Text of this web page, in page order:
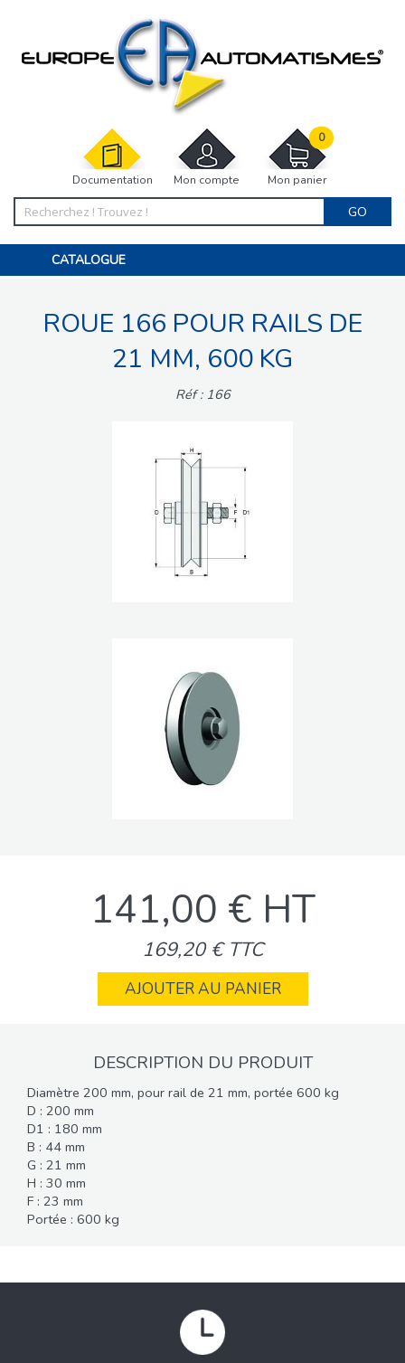
Documentation Mon compte Mon panier
0
GO
CATALOGUE
MOTORISATIONS
ACCESSOIRES ET ELECTRONIQUES
INTERPHONES VISIOPHONES
ROUE 166 POUR RAILS DE
21 MM, 600 KG
Réf : 166
141,00 € HT
169,20 € TTC
AJOUTER AU PANIER
DESCRIPTION DU PRODUIT
Diamètre 200 mm, pour rail de 21 mm, portée 600 kg
D : 200 mm
D1 : 180 mm
B : 44 mm
G : 21 mm
H : 30 mm
F : 23 mm
Portée : 600 kg